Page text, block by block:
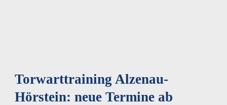
Torwarttraining Alzenau-
Hörstein: neue Termine ab